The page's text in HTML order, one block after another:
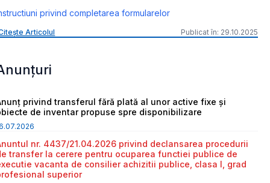
privind completarea formularelor
Articolul Publicat în: 29.10.2025
privind transferul fără plată al unor active fixe și
de inventar propuse spre disponibilizare
nr. 4437/21.04.2026 privind declansarea procedurii
transfer la cerere pentru ocuparea functiei publice de
vacanta de consilier achizitii publice, clasa I, grad
superior